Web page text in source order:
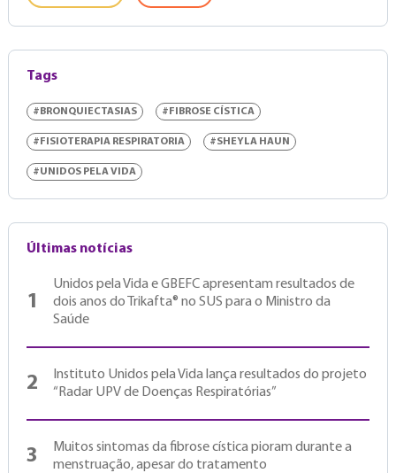
Tags
#BRONQUIECTASIAS #FIBROSE CÍSTICA
#FISIOTERAPIA RESPIRATORIA #SHEYLA HAUN
#UNIDOS PELA VIDA
Últimas notícias
1
Unidos pela Vida e GBEFC apresentam resultados de
dois anos do Trikafta® no SUS para o Ministro da
Saúde
2
Instituto Unidos pela Vida lança resultados do projeto
“Radar UPV de Doenças Respiratórias”
3
Muitos sintomas da fibrose cística pioram durante a
menstruação, apesar do tratamento